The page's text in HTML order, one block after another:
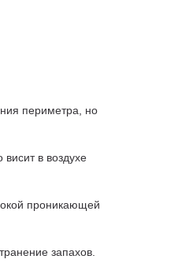
периметра, но
в воздухе
проникающей
запахов.